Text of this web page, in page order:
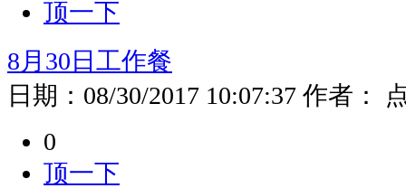
顶一下
8月30日工作餐
日期： 08/30/2017 10:07:37 作者：
0
顶一下